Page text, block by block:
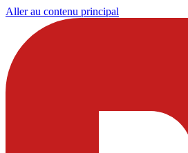
Aller au contenu principal